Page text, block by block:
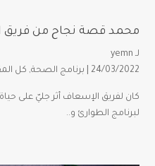
محمد قصة نجاح من فريق
لـ yemn
24/03/2022 |
برنامج الصحة, كل
كان لفريق الإسعاف أثر جليّ على
لبرنامج الطوارئ و..